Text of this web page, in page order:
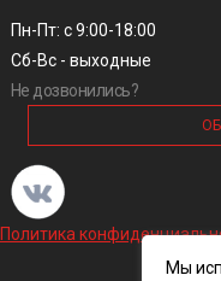
Пн-Пт: с 9:00-18:00
Сб-Вс - выходные
Не дозвонились?
Политика
Мы